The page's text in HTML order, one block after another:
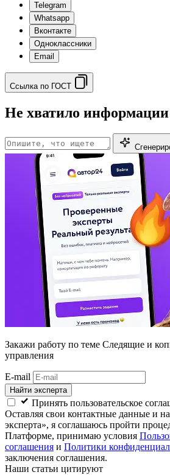
Telegram
Whatsapp
Вконтакте
Одноклассники
Email
Ссылка по ГОСТ
Не хватило информации
Закажи работу по теме Следящие и
управления
E-mail
Найти эксперта
Принять пользовательское
Оставляя свои контактные данные и
эксперта», я соглашаюсь пройти
Платформе, принимаю условия
соглашения и Политики
заключения соглашения.
Наши статьи цитируют